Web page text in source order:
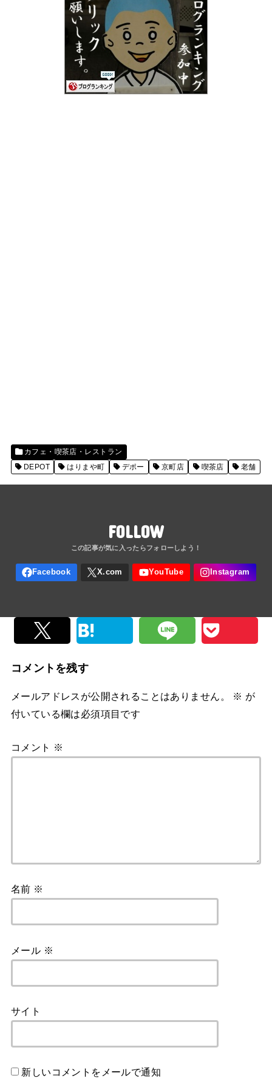
カフェ・喫茶店・レストラン
DEPOT
はりまや町 デポー 京町店 喫茶店 老舗
FOLLOW
コメントを残す
メールアドレスが公開されることはありません。 ※ が
付いている欄は必須項目です
コメント ※
名前 ※
メール ※
サイト
新しいコメントをメールで通知